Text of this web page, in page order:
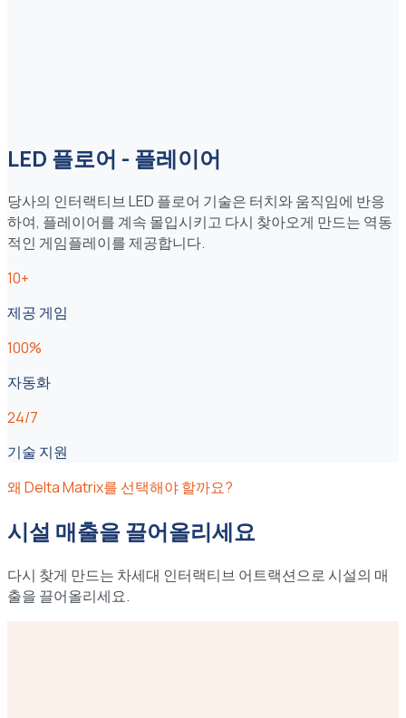
LED 플로어 - 플레이어
당사의 인터랙티브 LED 플로어 기술은 터치와 움직임에 반응
하여, 플레이어를 계속 몰입시키고 다시 찾아오게 만드는 역동
적인 게임플레이를 제공합니다.
10+
제공 게임
100%
자동화
24/7
기술 지원
왜 Delta Matrix를 선택해야 할까요?
시설 매출을 끌어올리세요
다시 찾게 만드는 차세대 인터랙티브 어트랙션으로 시설의 매
출을 끌어올리세요.